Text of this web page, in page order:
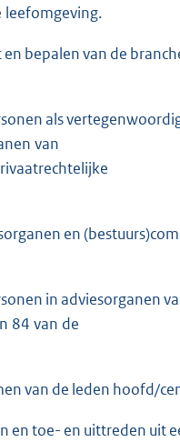
leefomgeving.
bepalen van de
als
van
en
in adviesorganen
84 van de
van de leden hoofd/
en toe- en uittreden uit